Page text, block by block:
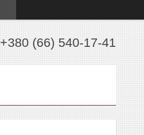
+380 (66) 540-17-41